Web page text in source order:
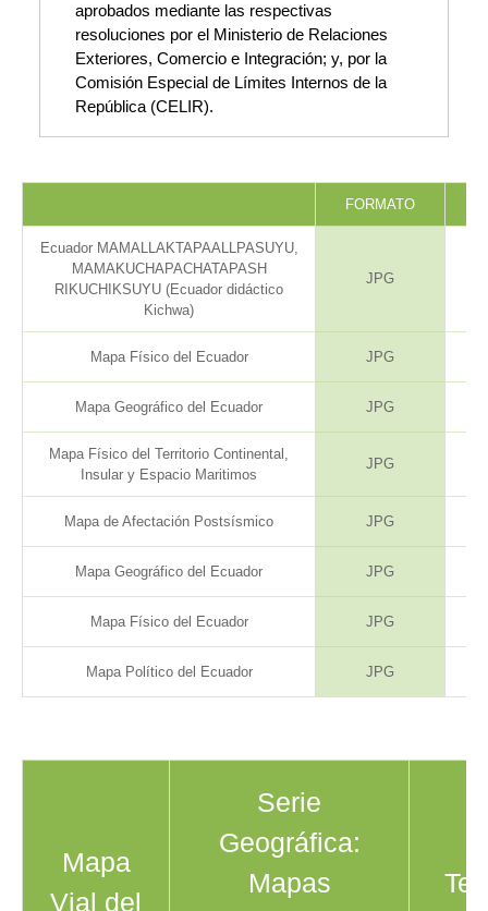
aprobados mediante las respectivas
resoluciones por el Ministerio de Relaciones
Exteriores, Comercio e Integración; y, por la
Comisión Especial de Límites Internos de la
República (CELIR).
FORMATO
Ecuador MAMALLAKTAPAALLPASUYU,
MAMAKUCHAPACHATAPASH
RIKUCHIKSUYU (Ecuador didáctico
Kichwa)
JPG
Mapa Físico del Ecuador JPG
Mapa Geográfico del Ecuador JPG
Mapa Físico del Territorio Continental,
Insular y Espacio Maritimos
JPG
Mapa de Afectación Postsísmico JPG
Mapa Geográfico del Ecuador JPG
Mapa Físico del Ecuador JPG
Mapa Político del Ecuador JPG
Mapa
Vial del
Serie
Geográfica:
Mapas